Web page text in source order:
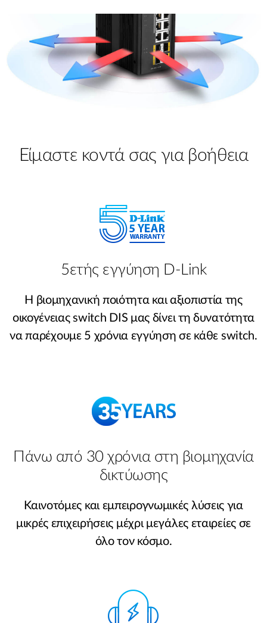
Είμαστε κοντά σας για βοήθεια
5ετής εγγύηση D-Link
Η βιομηχανική ποιότητα και αξιοπιστία της
οικογένειας switch DIS μας δίνει τη δυνατότητα
να παρέχουμε 5 χρόνια εγγύηση σε κάθε switch.
Πάνω από 30 χρόνια στη βιομηχανία
δικτύωσης
Καινοτόμες και εμπειρογνωμικές λύσεις για
μικρές επιχειρήσεις μέχρι μεγάλες εταιρείες σε
όλο τον κόσμο.